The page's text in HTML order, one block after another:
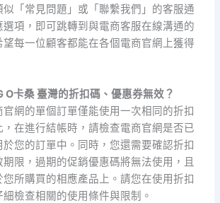
「常見問題」或「聯繫我們」的客服通
項，即可跳轉到與電商客服在線溝通的
每一位顧客都能在各個電商官網上獲得
O卡桑 臺灣的折扣碼、優惠券無效？
網的單個訂單僅能使用一次相同的折扣
在進行結帳時，請檢查電商官網是否已
於您的訂單中。同時，您還需要確認折扣
限，過期的促銷優惠碼將無法使用，且
所購買的相應產品上。請您在使用折扣
檢查相關的使用條件與限制。